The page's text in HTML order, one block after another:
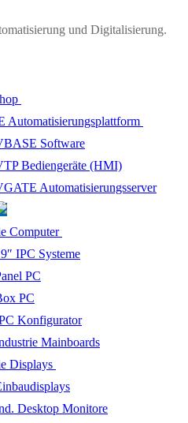
und Digitalisierung.
Automatisierungsplattform
Software
Bediengeräte (HMI)
Automatisierungsserver
Computer
IPC Systeme
PC
PC
Konfigurator
Mainboards
Displays
Desktop Monitore